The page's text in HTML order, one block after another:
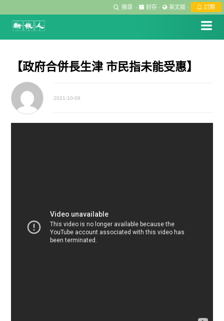
搜尋 · 封存 · 英文版 · 訂閱
【政府合併長生津 市民指未能受惠】
2021-10-08